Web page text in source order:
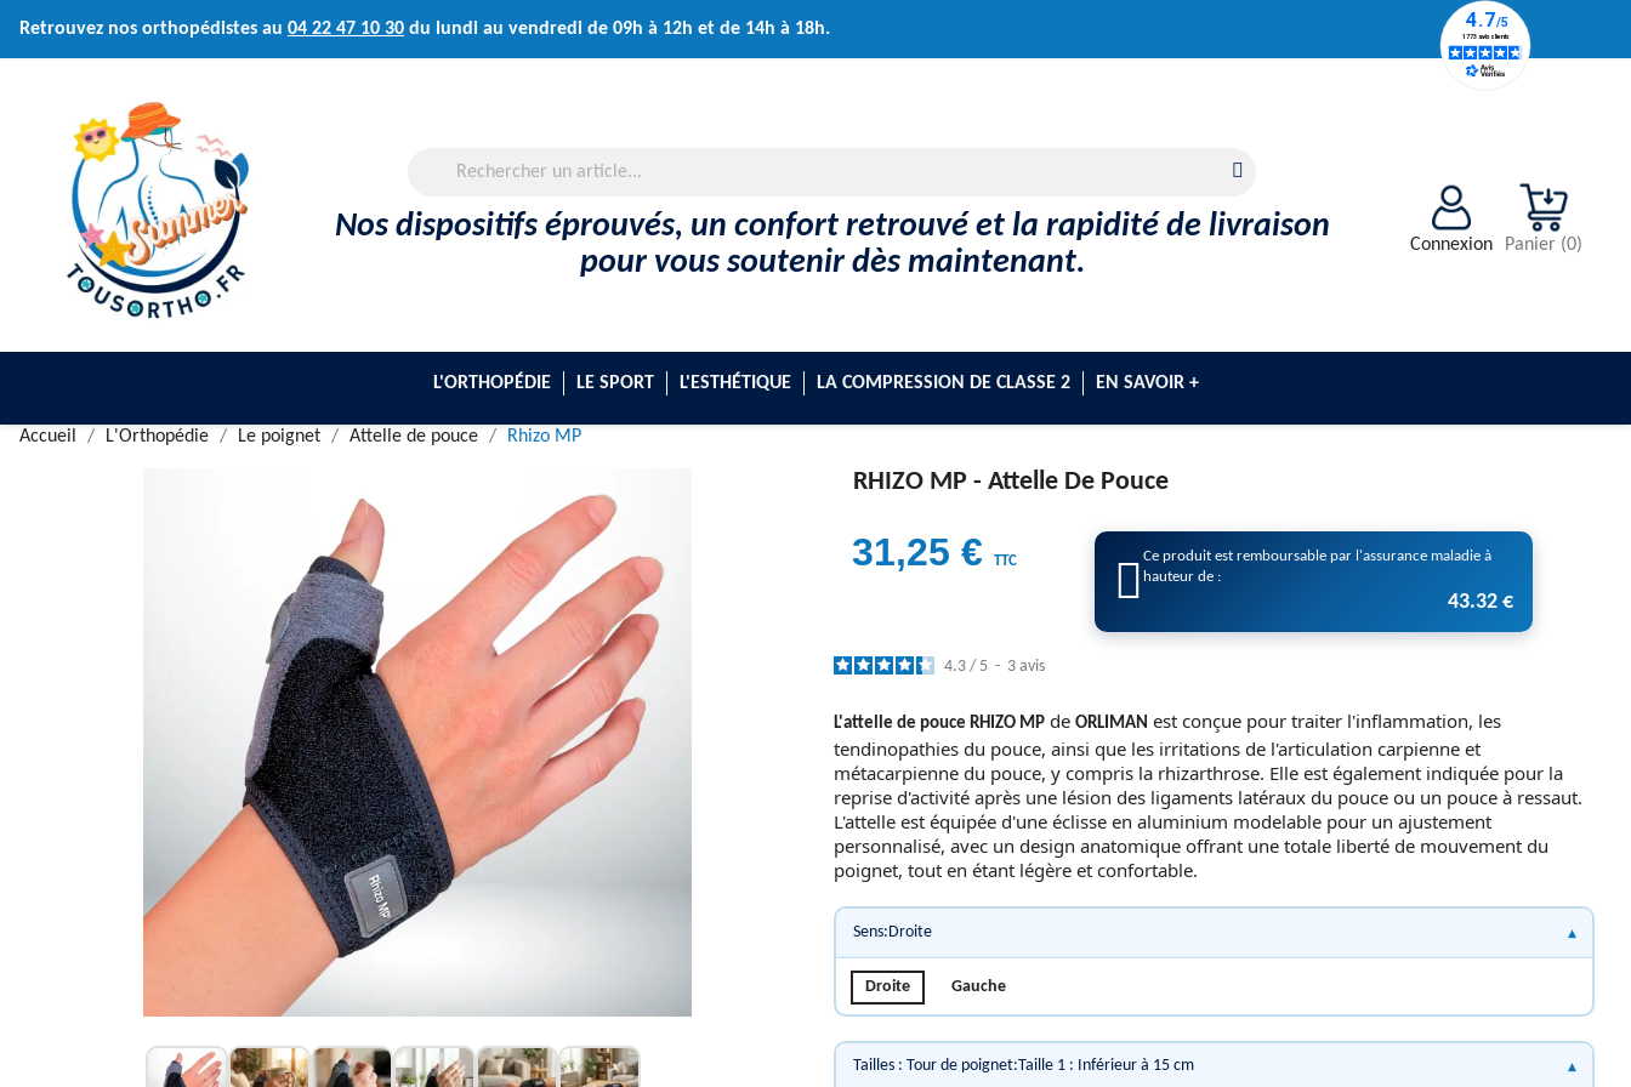
Retrouvez nos orthopédistes au 04 22 47 10 30 du lundi au vendredi de 09h à 12h et de 14h à 18h.
Nos dispositifs éprouvés, un confort retrouvé et la rapidité de livraison
pour vous soutenir dès maintenant.
Connexion Panier (0)
L'ORTHOPÉDIE LE SPORT L'ESTHÉTIQUE LA COMPRESSION DE CLASSE 2 EN SAVOIR +
Accueil L'Orthopédie Le poignet Attelle de pouce Rhizo MP
RHIZO MP - Attelle De Pouce
31,25 € TTC
Ce produit est remboursable par l'assurance maladie à
hauteur de :
43.32 €
4.3 / 5 - 3 avis
L'attelle de pouce RHIZO MP de ORLIMAN est conçue pour traiter l'inflammation, les
tendinopathies du pouce, ainsi que les irritations de l'articulation carpienne et
métacarpienne du pouce, y compris la rhizarthrose. Elle est également indiquée pour la
reprise d'activité après une lésion des ligaments latéraux du pouce ou un pouce à ressaut.
L'attelle est équipée d'une éclisse en aluminium modelable pour un ajustement
personnalisé, avec un design anatomique offrant une totale liberté de mouvement du
poignet, tout en étant légère et confortable.
Sens:Droite
Droite Gauche
Tailles : Tour de poignet:Taille 1 : Inférieur à 15 cm